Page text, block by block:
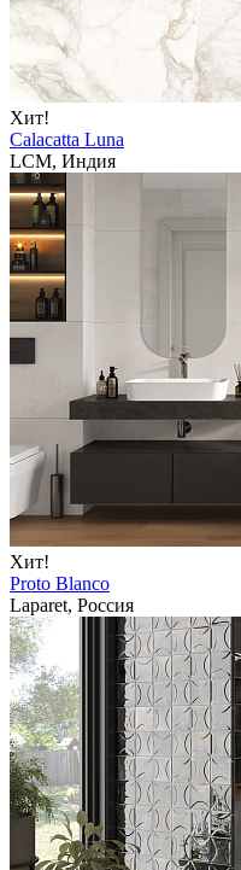
Хит!
Calacatta Luna
LCM, Индия
Хит!
Proto Blanco
Laparet, Россия